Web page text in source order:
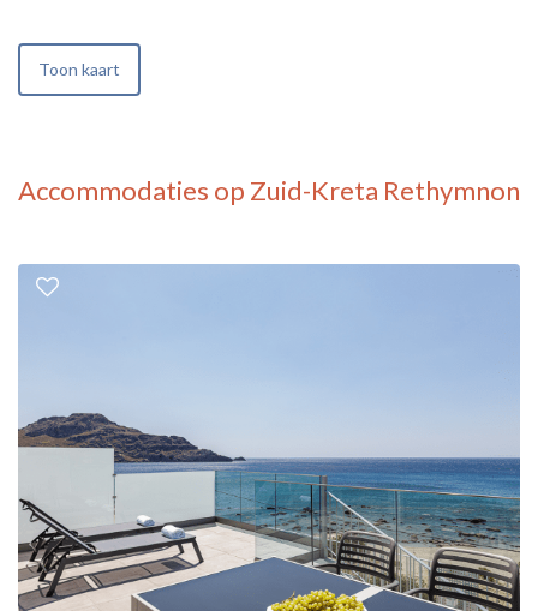
Toon kaart
Accommodaties op Zuid-Kreta Rethymnon